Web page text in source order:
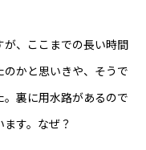
、ここまでの長い時間
かと思いきや、そうで
裏に用水路があるので
す。なぜ？